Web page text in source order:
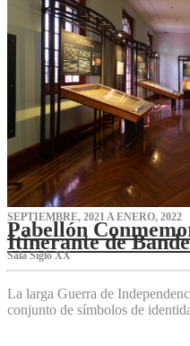
SEPTIEMBRE, 2021 A ENERO, 2022
Pabellón
Itinerante de
Sala Siglo XX
La larga Guerra de
conjunto de símbolos de